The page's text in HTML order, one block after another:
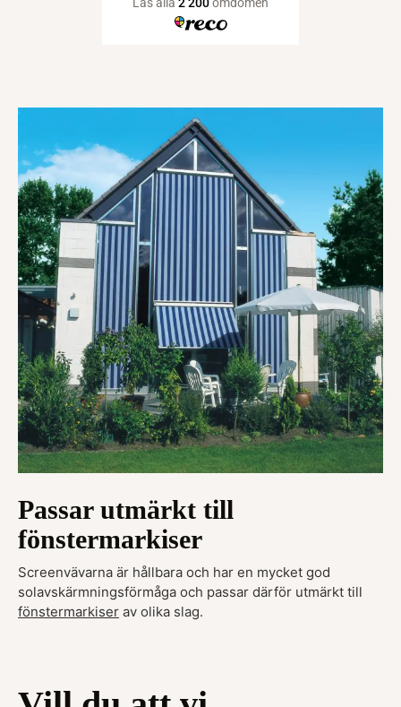
Passar utmärkt till
fönstermarkiser
Screenvävarna är hållbara och har en mycket god
solavskärmningsförmåga och passar därför utmärkt till
fönstermarkiser av olika slag.